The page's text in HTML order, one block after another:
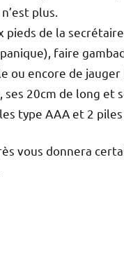
plus.
pieds de la
faire
encore de jauger
ses 20cm de long
type AAA et 2 piles
vous donnera